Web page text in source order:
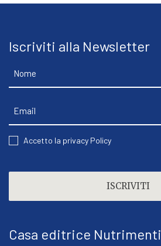
Iscriviti alla Newsletter
CONSENT
Accetto la privacy Policy
Casa editrice Nutrimenti